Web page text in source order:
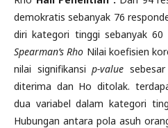
demokratis sebanyak 76
diri kategori tinggi sebanyak 60
Spearman’s Rho Nilai koefisien
nilai signifikansi p-value
diterima dan Ho ditolak.
dua variabel dalam kategori
Hubungan antara pola asuh